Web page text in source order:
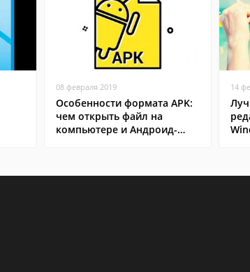
08 февраля 2019
Особенности формата APK:
чем открыть файл на
компьютере и Андроид-
14